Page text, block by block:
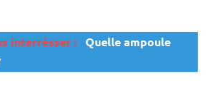
interrésser : Quelle ampoule